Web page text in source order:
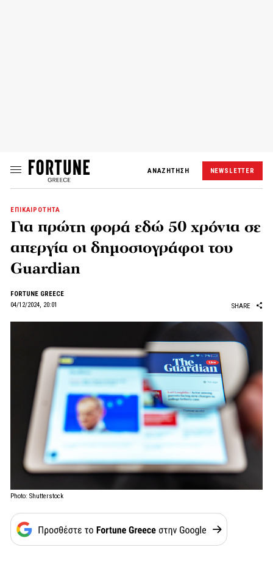
ΑΝΑΖΗΤΗΣΗ NEWSLETTER
ΕΠΙΚΑΙΡΟΤΗΤΑ
Για πρώτη φορά εδώ 50 χρόνια σε
απεργία οι δημοσιογράφοι του
Guardian
FORTUNE GREECE
04/12/2024, 20:01
SHARE
Photo: Shutterstock